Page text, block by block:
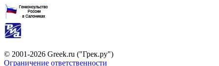
© 2001-2026 Greek.ru ("Грек.ру")
Ограничение ответственности